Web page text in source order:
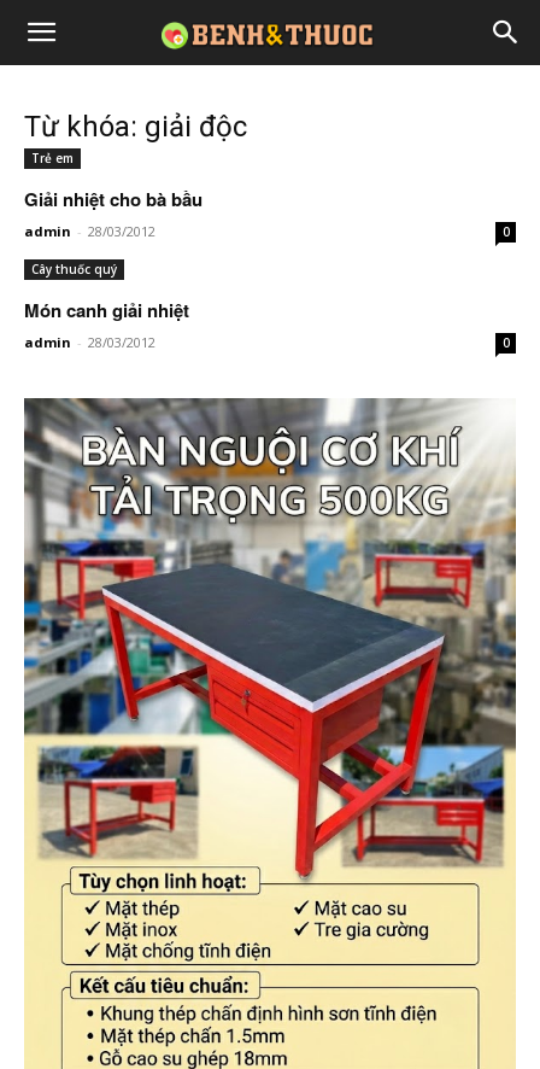
Từ khóa: giải độc
Trẻ em
Giải nhiệt cho bà bầu
admin - 28/03/2012 0
Cây thuốc quý
Món canh giải nhiệt
admin - 28/03/2012 0